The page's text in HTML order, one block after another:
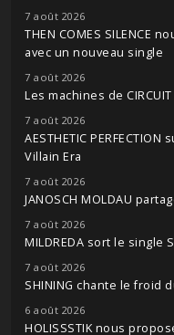
7 août 2026
THEN COMES SILENCE
avec un nouveau single
7 août 2026
Les machines de
7 août 2026
AESTHETIC
Villain Era
7 août 2026
JANOSCH MOLDAU
7 août 2026
MILDREDA sort le single
7 août 2026
SHINING chante le froid
6 août 2026
HOLISSSTIK nous